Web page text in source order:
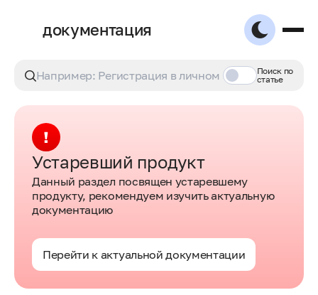
документация
Поиск по
статье
Устаревший продукт
Данный раздел посвящен устаревшему
продукту, рекомендуем изучить актуальную
документацию
Перейти к актуальной документации